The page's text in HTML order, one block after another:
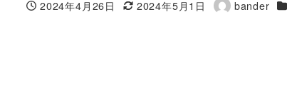
投稿日
2024年4月26日
更新日
2024年5月1日
著
bander カ